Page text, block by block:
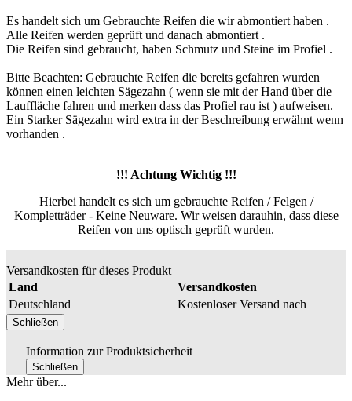
Es handelt sich um Gebrauchte Reifen die wir abmontiert haben .
Alle Reifen werden geprüft und danach abmontiert .
Die Reifen sind gebraucht, haben Schmutz und Steine im Profiel .
Bitte Beachten: Gebrauchte Reifen die bereits gefahren wurden
können einen leichten Sägezahn ( wenn sie mit der Hand über die
Lauffläche fahren und merken dass das Profiel rau ist ) aufweisen.
Ein Starker Sägezahn wird extra in der Beschreibung erwähnt wenn
vorhanden .
!!! Achtung Wichtig !!!
Hierbei handelt es sich um gebrauchte Reifen / Felgen /
Kompletträder - Keine Neuware. Wir weisen darauhin, dass diese
Reifen von uns optisch geprüft wurden.
Versandkosten für dieses Produkt
Land
Versandkosten
Deutschland
Kostenloser Versand nach
Schließen
Information zur Produktsicherheit
Schließen
Mehr über...